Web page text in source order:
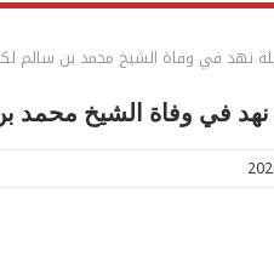
نهد في وفاة الشيخ محمد بن سالم
نهد في وفاة الشيخ محمد